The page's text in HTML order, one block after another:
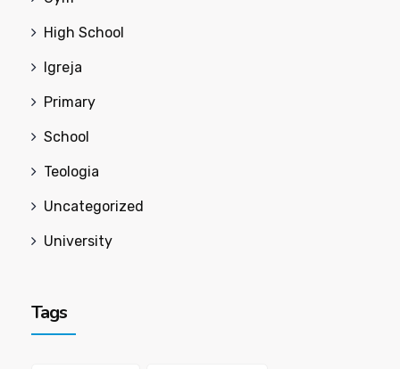
High School
Igreja
Primary
School
Teologia
Uncategorized
University
Tags